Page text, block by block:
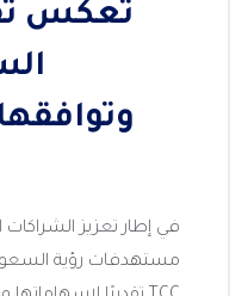
تعكس
وتوافقها
في إطار تعزيز الشراكات